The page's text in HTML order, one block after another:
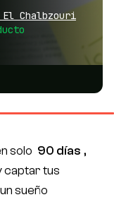
El Chalbzouri
solo 90 días ,
captar tus
sueño